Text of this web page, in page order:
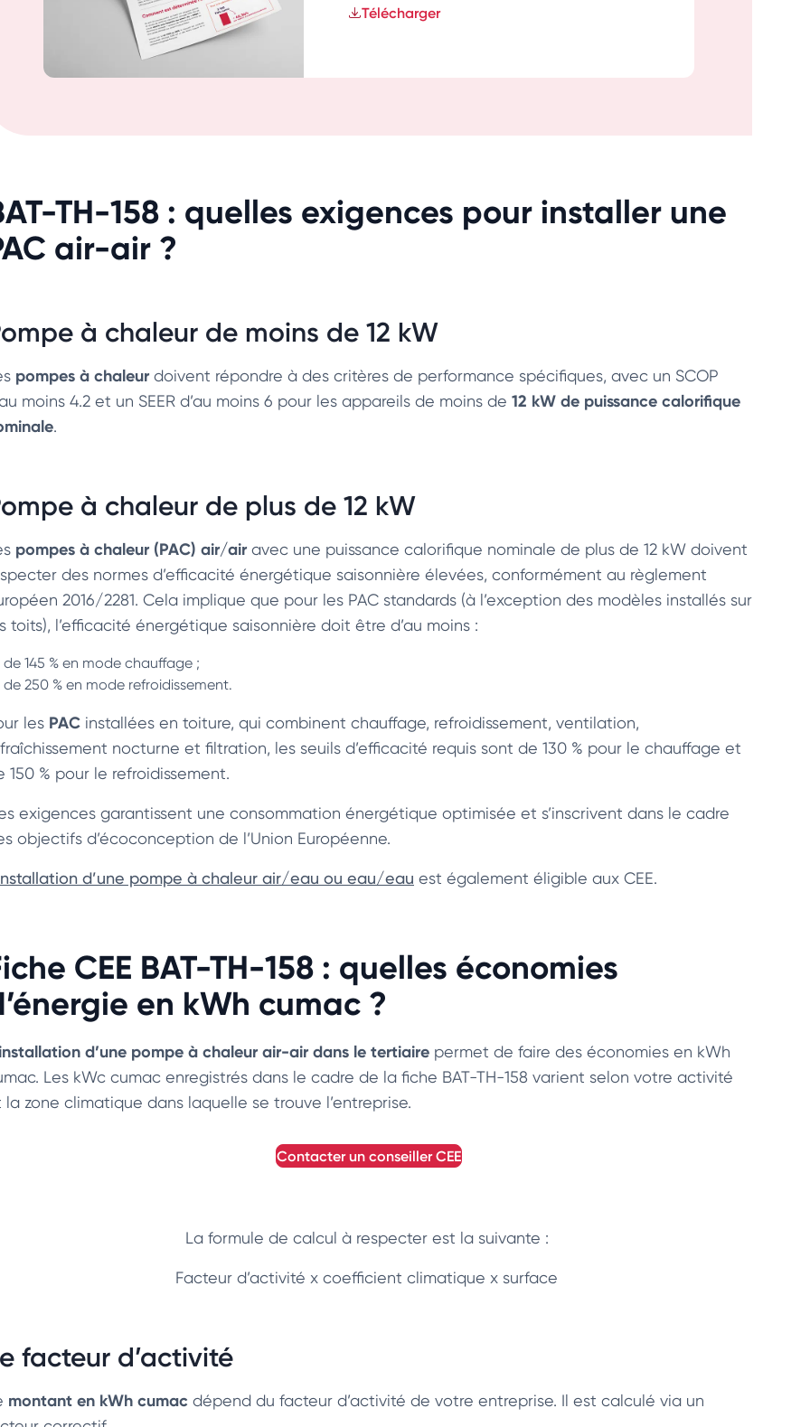
Télécharger
TH-158 : quelles exigences pour installer une
air-air ?
à chaleur de moins de 12 kW
pompes à chaleur doivent répondre à des critères de performance spécifiques, avec un SCOP
moins 4.2 et un SEER d’au moins 6 pour les appareils de moins de 12 kW de puissance calorifique
.
à chaleur de plus de 12 kW
pompes à chaleur (PAC) air/air avec une puissance calorifique nominale de plus de 12 kW doivent
des normes d’efficacité énergétique saisonnière élevées, conformément au règlement
2016/2281. Cela implique que pour les PAC standards (à l’exception des modèles installés sur
toits), l’efficacité énergétique saisonnière doit être d’au moins :
de 145 % en mode chauffage ;
de 250 % en mode refroidissement.
les PAC installées en toiture, qui combinent chauffage, refroidissement, ventilation,
nocturne et filtration, les seuils d’efficacité requis sont de 130 % pour le chauffage et
150 % pour le refroidissement.
exigences garantissent une consommation énergétique optimisée et s’inscrivent dans le cadre
objectifs d’écoconception de l’Union Européenne.
d’une pompe à chaleur air/eau ou eau/eau est également éligible aux CEE.
CEE BAT-TH-158 : quelles économies
en kWh cumac ?
d’une pompe à chaleur air-air dans le tertiaire permet de faire des économies en kWh
Les kWc cumac enregistrés dans le cadre de la fiche BAT-TH-158 varient selon votre activité
la zone climatique dans laquelle se trouve l’entreprise.
contacter un conseillerCEE
La formule de calcul à respecter est la suivante :
Facteur d’activité x coefficient climatique x surface
facteur d’activité
montant en kWh cumac dépend du facteur d’activité de votre entreprise. Il est calculé via un